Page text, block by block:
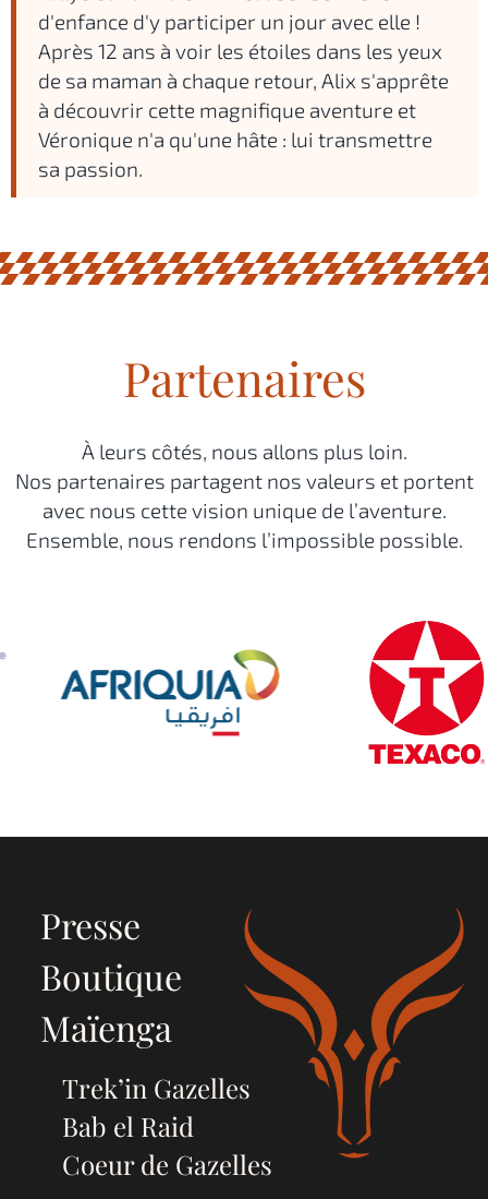
d'enfance d'y participer un jour avec elle !
Après 12 ans à voir les étoiles dans les yeux
de sa maman à chaque retour, Alix s'apprête
à découvrir cette magnifique aventure et
Véronique n'a qu'une hâte : lui transmettre
sa passion.
Partenaires
À leurs côtés, nous allons plus loin.
Nos partenaires partagent nos valeurs et portent
avec nous cette vision unique de l’aventure.
Ensemble, nous rendons l’impossible possible.
Presse
Boutique
Maïenga
Trek’in Gazelles
Bab el Raid
Coeur de Gazelles